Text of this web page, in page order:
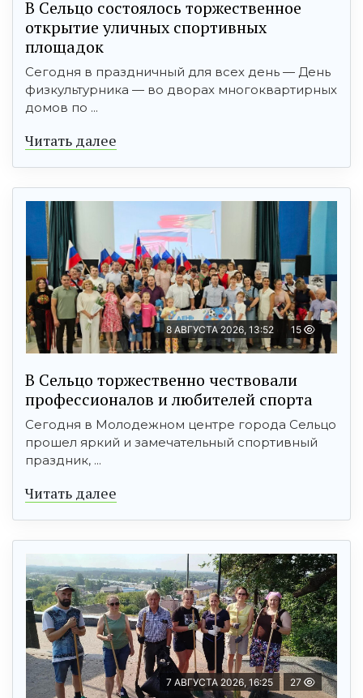
В Сельцо состоялось торжественное
открытие уличных спортивных
площадок
Сегодня в праздничный для всех день — День
физкультурника — во дворах многоквартирных
домов по ...
Читать далее
8 АВГУСТА 2026, 13:52 15
В Сельцо торжественно чествовали
профессионалов и любителей спорта
Сегодня в Молодежном центре города Сельцо
прошел яркий и замечательный спортивный
праздник, ...
Читать далее
7 АВГУСТА 2026, 16:25 27